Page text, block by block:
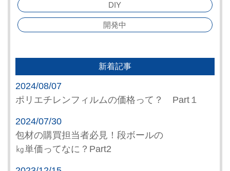
DIY
開発中
新着記事
2024/08/07
ポリエチレンフィルムの価格って？ Part１
2024/07/30
包材の購買担当者必見！段ボールの
㎏単価ってなに？Part2